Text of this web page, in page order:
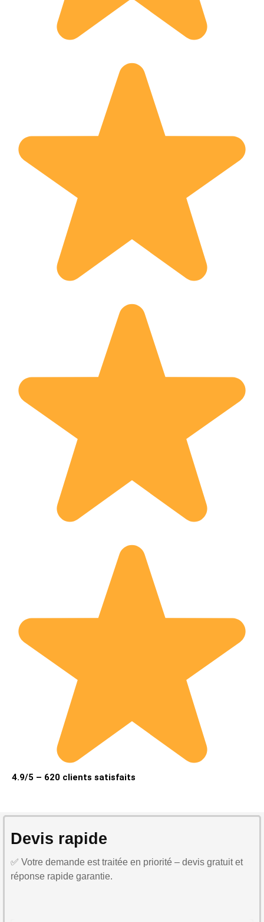
4.9/5 – 620 clients satisfaits
Devis rapide
✅ Votre demande est traitée en priorité – devis gratuit et
réponse rapide garantie.